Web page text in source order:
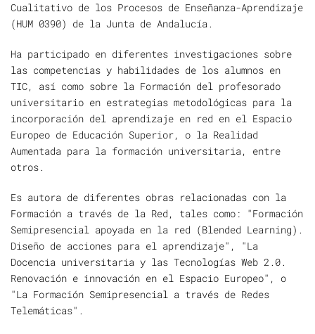
Cualitativo de los Procesos de Enseñanza-Aprendizaje
(HUM 0390) de la Junta de Andalucía.
Ha participado en diferentes investigaciones sobre
las competencias y habilidades de los alumnos en
TIC, así como sobre la Formación del profesorado
universitario en estrategias metodológicas para la
incorporación del aprendizaje en red en el Espacio
Europeo de Educación Superior, o la Realidad
Aumentada para la formación universitaria, entre
otros.
Es autora de diferentes obras relacionadas con la
Formación a través de la Red, tales como: "Formación
Semipresencial apoyada en la red (Blended Learning).
Diseño de acciones para el aprendizaje", "La
Docencia universitaria y las Tecnologías Web 2.0.
Renovación e innovación en el Espacio Europeo", o
"La Formación Semipresencial a través de Redes
Telemáticas".